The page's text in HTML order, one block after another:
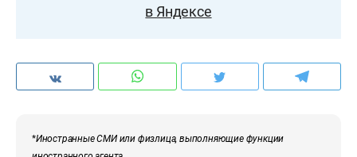
в Яндексе
*Иностранные СМИ или физлица, выполняющие функции